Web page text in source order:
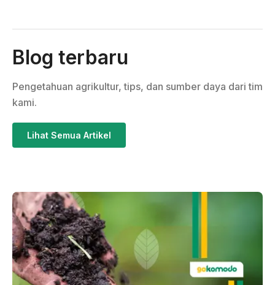
Blog terbaru
Pengetahuan agrikultur, tips, dan sumber daya dari tim
kami.
Lihat Semua Artikel